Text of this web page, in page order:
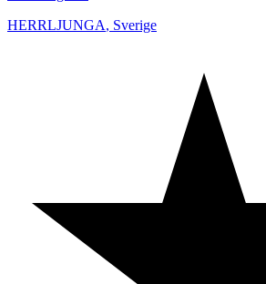
HERRLJUNGA, Sverige